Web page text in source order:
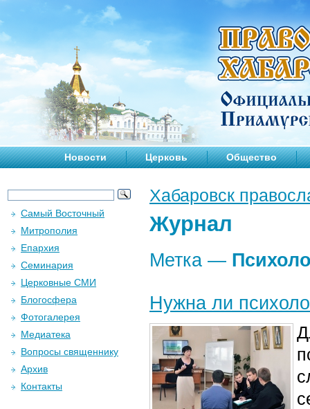
Новости Церковь Общество
Хабаровск
Журнал
Метка —
Нужна ли
Самый Восточный
Митрополия
Епархия
Семинария
Церковные СМИ
Блогосфера
Фотогалерея
Медиатека
Вопросы священнику
Архив
Контакты